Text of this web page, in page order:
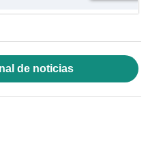
de noticias